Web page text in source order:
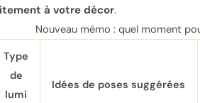
à votre décor.
Nouveau mémo : quel moment
Type
de
lumi
Idées de poses suggérées